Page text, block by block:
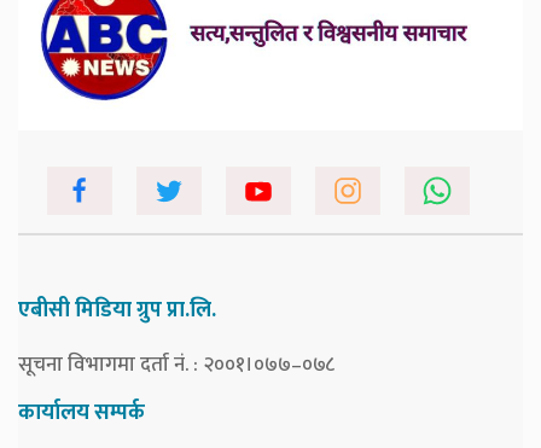
एबीसी मिडिया ग्रुप प्रा.लि.
सूचना विभागमा दर्ता नं. : २००१।०७७–०७८
कार्यालय सम्पर्क